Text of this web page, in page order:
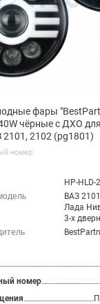
фары
чёрные с ДХО
2101, 2102 (pg1801)
номер:
HP-HLD-
ВАЗ
Лада
3-х
Нива
Лада
5-
номер